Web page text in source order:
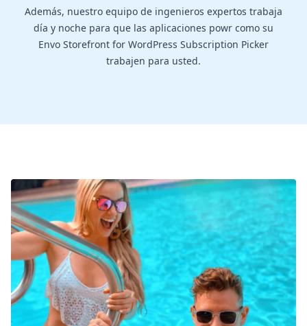
Además, nuestro equipo de ingenieros expertos trabaja
día y noche para que las aplicaciones powr como su
Envo Storefront for WordPress Subscription Picker
trabajen para usted.